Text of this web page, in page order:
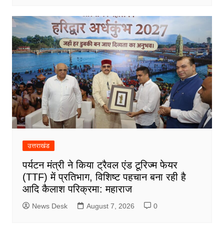
उत्तराखंड
पर्यटन मंत्री ने किया ट्रैवल एंड टूरिज्म फेयर
(TTF) में प्रतिभाग, विशिष्ट पहचान बना रही है
आदि कैलाश परिक्रमा: महाराज
News Desk August 7, 2026 0